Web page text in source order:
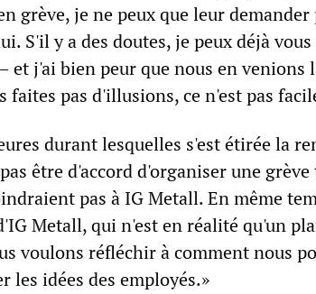
grève, je ne peux que leur
S'il y a des doutes, je peux déjà
et j'ai bien peur que nous en venions
faites pas d'illusions, ce n'est pas
durant lesquelles s'est étirée la
être d'accord d'organiser une
pas à IG Metall. En même
Metall, qui n'est en réalité qu'un
voulons réfléchir à comment nous
les idées des employés.»